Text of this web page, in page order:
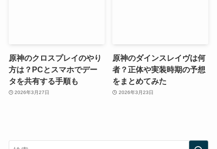
原神のクロスプレイのやり
方は？PCとスマホでデー
タを共有する手順も
2026年3月27日
原神のダインスレイヴは何
者？正体や実装時期の予想
をまとめてみた
2026年3月23日